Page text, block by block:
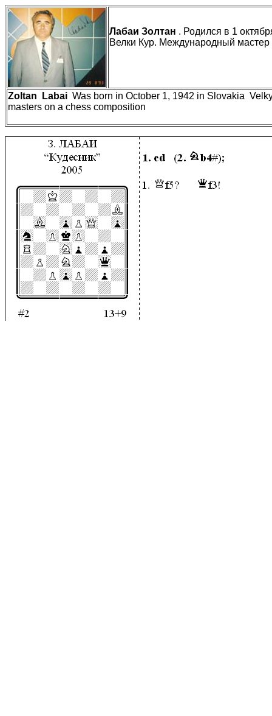
Лабаи Золтан . Родился в 1
Велки Кур. Международный
Zoltan Labai Was born in October 1, 1942 in Slovakia
masters on a chess composition